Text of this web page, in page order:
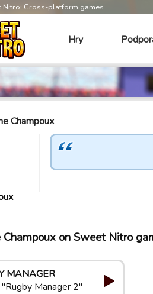
Nitro: Cross-platform games
Hry
Champoux
Champoux on Sweet Nitro
MANAGER
Manager 2"